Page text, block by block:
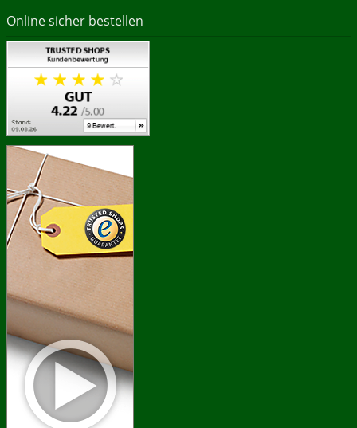
Online sicher bestellen